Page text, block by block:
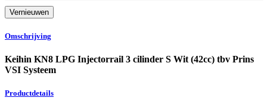
Omschrijving
Keihin KN8 LPG Injectorrail 3 cilinder S Wit (42cc) tbv Prins
VSI Systeem
Productdetails